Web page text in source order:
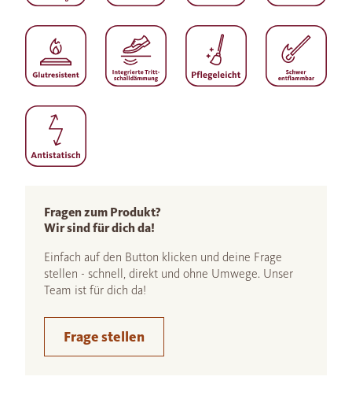
Fragen zum Produkt?
Wir sind für dich da!
Einfach auf den Button klicken und deine Frage
stellen - schnell, direkt und ohne Umwege. Unser
Team ist für dich da!
Frage stellen